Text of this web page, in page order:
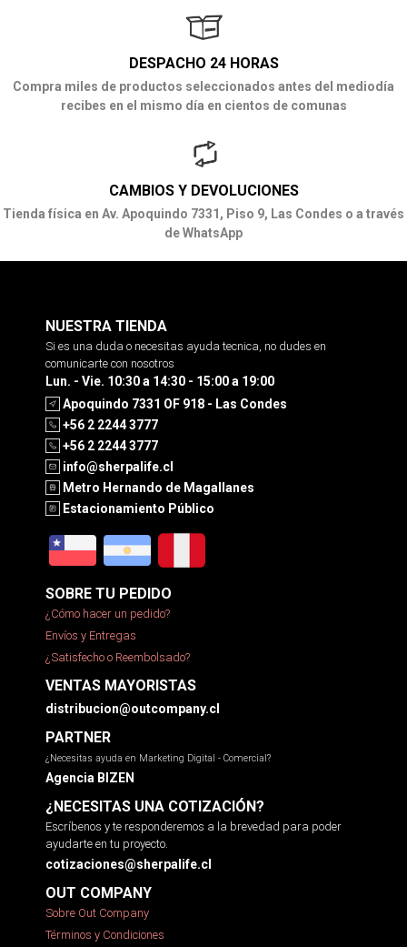
DESPACHO 24 HORAS
Compra miles de productos seleccionados antes del mediodía
recibes en el mismo día en cientos de comunas
CAMBIOS Y DEVOLUCIONES
Tienda física en Av. Apoquindo 7331, Piso 9, Las Condes o a través
de WhatsApp
NUESTRA TIENDA
Si es una duda o necesitas ayuda tecnica, no dudes en
comunicarte con nosotros
Lun. - Vie. 10:30 a 14:30 - 15:00 a 19:00
Apoquindo 7331 OF 918 - Las Condes
+56 2 2244 3777
+56 2 2244 3777
info@sherpalife.cl
Metro Hernando de Magallanes
Estacionamiento Público
SOBRE TU PEDIDO
¿Cómo hacer un pedido?
Envíos y Entregas
¿Satisfecho o Reembolsado?
VENTAS MAYORISTAS
distribucion@outcompany.cl
PARTNER
¿Necesitas ayuda en Marketing Digital - Comercial?
Agencia BIZEN
¿NECESITAS UNA COTIZACIÓN?
Escríbenos y te responderemos a la brevedad para poder
ayudarte en tu proyecto.
cotizaciones@sherpalife.cl
OUT COMPANY
Sobre Out Company
Términos y Condiciones